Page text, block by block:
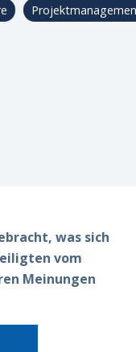
was sich
vom
Meinungen